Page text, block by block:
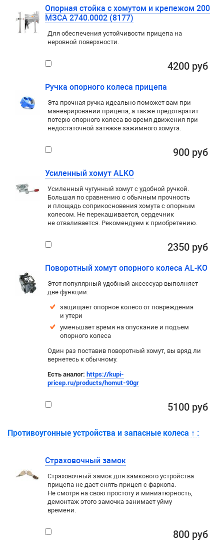
Опорная стойка с хомутом и крепежом 200
МЗСА 2740.0002 (8177)
Для обеспечения устойчивости прицепа на
неровной поверхности.
4200 руб
Ручка опорного колеса прицепа
Эта прочная ручка идеально поможет вам при
маневрировании прицепа, а также предотвратит
потерю опорного колеса во время движения при
недостаточной затяжке зажимного хомута.
900 руб
Усиленный хомут ALKO
Усиленный чугунный хомут с удобной ручкой.
Большая по сравнению с обычным прочность
и площадь соприкосновения хомута с опорным
колесом. Не перекашивается, сердечник
не отваливается. Рекомендуем к приобретению.
2350 руб
Поворотный хомут опорного колеса AL-KO
Этот популярный удобный аксессуар выполняет
две функции:
защищает опорное колесо от повреждения
и утери
уменьшает время на опускание и подъем
опорного колеса
Один раз поставив поворотный хомут, вы вряд ли
вернетесь к обычному.
Есть аналог: https://kupi-
pricep.ru/products/homut-90gr
5100 руб
Противоугонные устройства и запасные колеса ↑ :
Страховочный замок
Страховочный замок для замкового устройства
прицепа не дает снять прицеп с фаркопа.
Не смотря на свою простоту и миниатюрность,
демонтаж этого замочка занимает уйму
времени.
800 руб